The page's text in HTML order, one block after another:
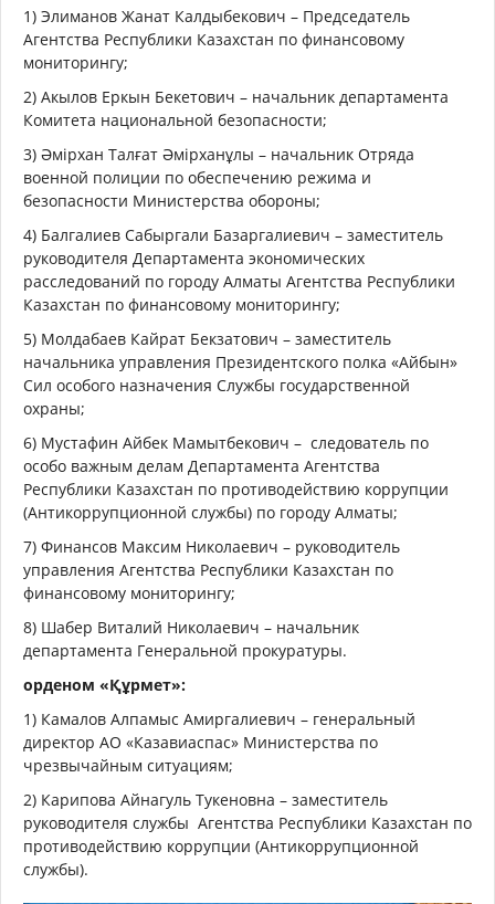
1) Элиманов Жанат Калдыбекович – Председатель
Агентства Республики Казахстан по финансовому
мониторингу;
2) Акылов Еркын Бекетович – начальник департамента
Комитета национальной безопасности;
3) Әмірхан Талғат Әмірханұлы – начальник Отряда
военной полиции по обеспечению режима и
безопасности Министерства обороны;
4) Балгалиев Сабыргали Базаргалиевич – заместитель
руководителя Департамента экономических
расследований по городу Алматы Агентства Республики
Казахстан по финансовому мониторингу;
5) Молдабаев Кайрат Бекзатович – заместитель
начальника управления Президентского полка «Айбын»
Сил особого назначения Службы государственной
охраны;
6) Мустафин Айбек Мамытбекович – следователь по
особо важным делам Департамента Агентства
Республики Казахстан по противодействию коррупции
(Антикоррупционной службы) по городу Алматы;
7) Финансов Максим Николаевич – руководитель
управления Агентства Республики Казахстан по
финансовому мониторингу;
8) Шабер Виталий Николаевич – начальник
департамента Генеральной прокуратуры.
орденом «Құрмет»:
1) Камалов Алпамыс Амиргалиевич – генеральный
директор АО «Казавиаспас» Министерства по
чрезвычайным ситуациям;
2) Карипова Айнагуль Тукеновна – заместитель
руководителя службы Агентства Республики Казахстан по
противодействию коррупции (Антикоррупционной
службы).